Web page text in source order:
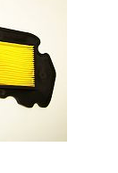
В наличии